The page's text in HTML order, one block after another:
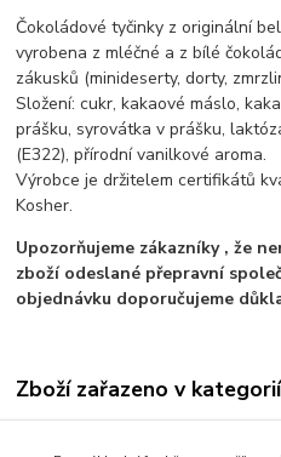
Čokoládové tyčinky z originální
vyrobena z mléčné a z bílé
zákusků (minideserty, dorty,
Složení: cukr, kakaové máslo,
prášku, syrovátka v prášku,
(E322), přírodní vanilkové aroma.
Výrobce je držitelem certifikátů
Kosher.
Upozorňujeme zákazníky , že
zboží odeslané přepravní
objednávku doporučujeme
Zboží zařazeno v